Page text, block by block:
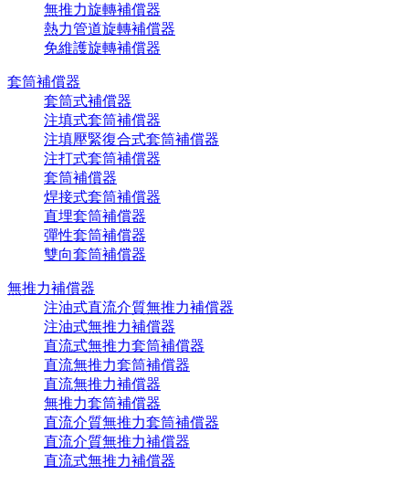
無推力旋轉補償器
熱力管道旋轉補償器
免維護旋轉補償器
套筒補償器
套筒式補償器
注填式套筒補償器
注填壓緊復合式套筒補償器
注打式套筒補償器
套筒補償器
焊接式套筒補償器
直埋套筒補償器
彈性套筒補償器
雙向套筒補償器
無推力補償器
注油式直流介質無推力補償器
注油式無推力補償器
直流式無推力套筒補償器
直流無推力套筒補償器
直流無推力補償器
無推力套筒補償器
直流介質無推力套筒補償器
直流介質無推力補償器
直流式無推力補償器